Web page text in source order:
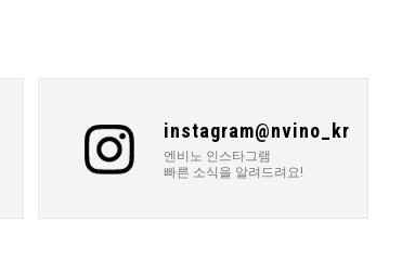
instagram@nvino_kr
엔비노 인스타그램
빠른 소식을 알려드려요!